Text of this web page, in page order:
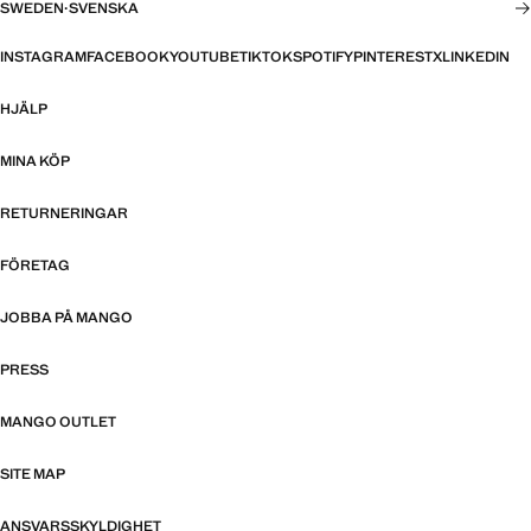
SWEDEN·SVENSKA
INSTAGRAMFACEBOOKYOUTUBETIKTOKSPOTIFYPINTERESTXLINKEDIN
HJÄLP
MINA KÖP
RETURNERINGAR
FÖRETAG
JOBBA PÅ MANGO
PRESS
MANGO OUTLET
SITE MAP
ANSVARSSKYLDIGHET